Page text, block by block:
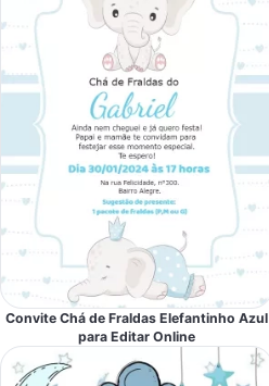
Convite Chá de Fraldas Elefantinho Azul
para Editar Online